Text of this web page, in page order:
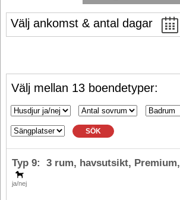
Välj ankomst & antal dagar
Välj mellan 13 boendetyper:
SÖK
ja/nej
Typ 9: 3 rum, havsutsikt, Premium,